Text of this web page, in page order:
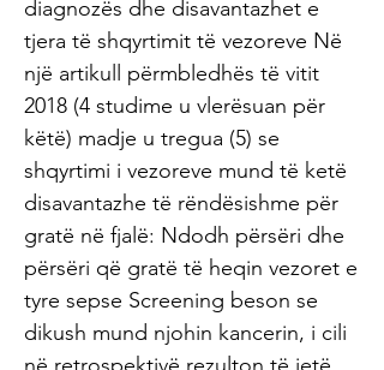
diagnozës dhe disavantazhet e
tjera të shqyrtimit të vezoreve Në
një artikull përmbledhës të vitit
2018 (4 studime u vlerësuan për
këtë) madje u tregua (5) se
shqyrtimi i vezoreve mund të ketë
disavantazhe të rëndësishme për
gratë në fjalë: Ndodh përsëri dhe
përsëri që gratë të heqin vezoret e
tyre sepse Screening beson se
dikush mund njohin kancerin, i cili